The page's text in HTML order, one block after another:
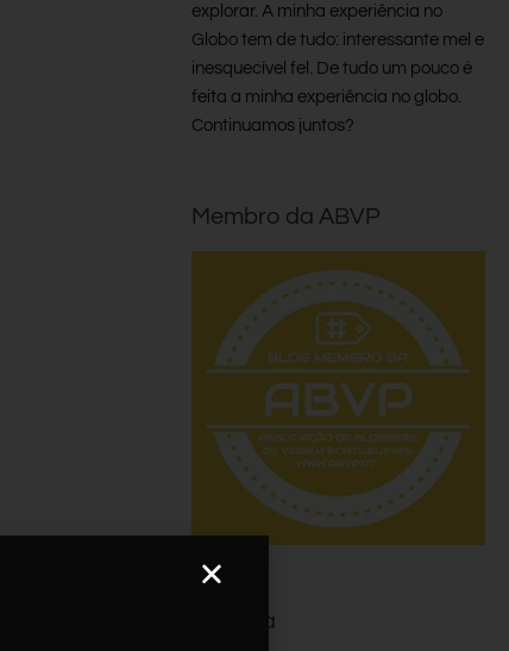
explorar. A minha experiência no
Globo tem de tudo: interessante mel e
inesquecível fel. De tudo um pouco é
feita a minha experiência no globo.
Continuamos juntos?
Membro da ABVP
Agenda